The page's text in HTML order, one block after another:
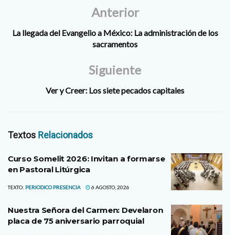
Anterior
La llegada del Evangelio a México: La administración de los
sacramentos
Siguiente
Ver y Creer: Los siete pecados capitales
Textos Relacionados
Curso Somelit 2026: Invitan a formarse
en Pastoral Litúrgica
TEXTO: PERIODICO PRESENCIA 6 AGOSTO, 2026
Nuestra Señora del Carmen: Develaron
placa de 75 aniversario parroquial